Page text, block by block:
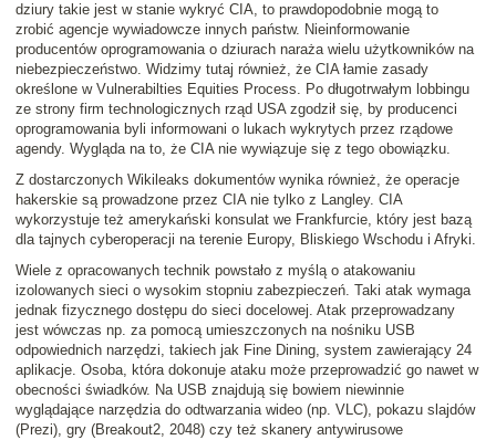
dziury takie jest w stanie wykryć CIA, to prawdopodobnie mogą to
zrobić agencje wywiadowcze innych państw. Nieinformowanie
producentów oprogramowania o dziurach naraża wielu użytkowników na
niebezpieczeństwo. Widzimy tutaj również, że CIA łamie zasady
określone w Vulnerabilties Equities Process. Po długotrwałym lobbingu
ze strony firm technologicznych rząd USA zgodził się, by producenci
oprogramowania byli informowani o lukach wykrytych przez rządowe
agendy. Wygląda na to, że CIA nie wywiązuje się z tego obowiązku.
Z dostarczonych Wikileaks dokumentów wynika również, że operacje
hakerskie są prowadzone przez CIA nie tylko z Langley. CIA
wykorzystuje też amerykański konsulat we Frankfurcie, który jest bazą
dla tajnych cyberoperacji na terenie Europy, Bliskiego Wschodu i Afryki.
Wiele z opracowanych technik powstało z myślą o atakowaniu
izolowanych sieci o wysokim stopniu zabezpieczeń. Taki atak wymaga
jednak fizycznego dostępu do sieci docelowej. Atak przeprowadzany
jest wówczas np. za pomocą umieszczonych na nośniku USB
odpowiednich narzędzi, takiech jak Fine Dining, system zawierający 24
aplikacje. Osoba, która dokonuje ataku może przeprowadzić go nawet w
obecności świadków. Na USB znajdują się bowiem niewinnie
wyglądające narzędzia do odtwarzania wideo (np. VLC), pokazu slajdów
(Prezi), gry (Breakout2, 2048) czy też skanery antywirusowe